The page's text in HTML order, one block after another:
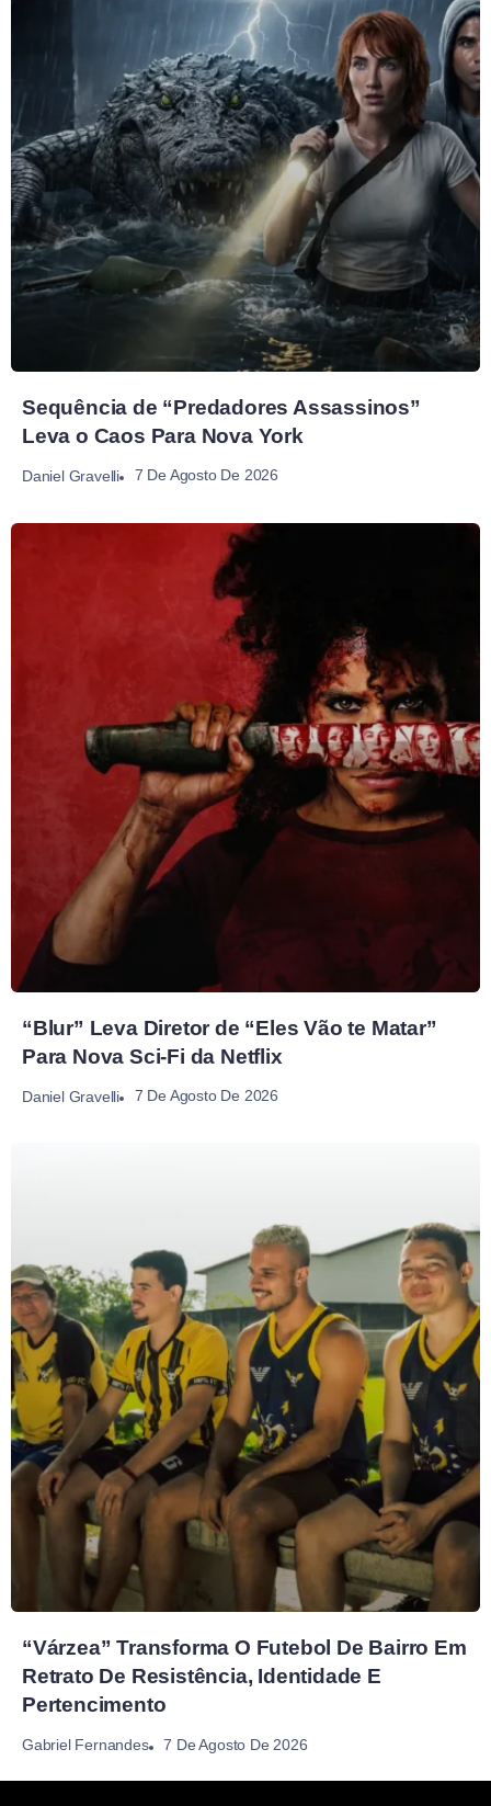
Sequência de “Predadores Assassinos”
Leva o Caos Para Nova York
Daniel Gravelli 7 De Agosto De 2026
“Blur” Leva Diretor de “Eles Vão te Matar”
Para Nova Sci-Fi da Netflix
Daniel Gravelli 7 De Agosto De 2026
“Várzea” Transforma O Futebol De Bairro Em
Retrato De Resistência, Identidade E
Pertencimento
Gabriel Fernandes 7 De Agosto De 2026